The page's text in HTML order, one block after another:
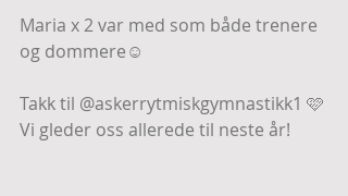
Maria x 2 var med som både trenere
og dommere☺️
Takk til @askerrytmiskgymnastikk1 🩷
Vi gleder oss allerede til neste år!